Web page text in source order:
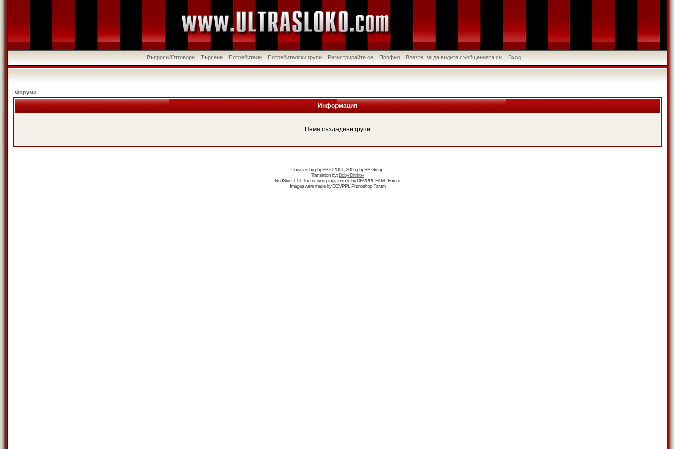
Въпроси/Отговори Търсене Потребители Потребителски групи Регистрирайте се Профил Влезте, за да видите съобщенията си Вход
Форуми
Информация
Няма създадени групи
Powered byphpBB© 2001, 2005 phpBB Group
Translation by:Boby Dimitrov
RedSilver 1.01 Theme was programmed byDEVPPL HTML Forum
Images were made byDEVPPL Photoshop Forum